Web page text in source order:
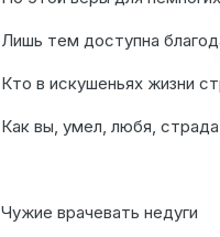
Лишь тем доступна
Кто в искушеньях жизни
Как вы, умел, любя,
Чужие врачевать недуги